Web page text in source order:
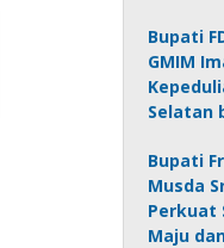
Bupati
GMIM
Selatan
Bupati
Musda
Perkuat
Maju